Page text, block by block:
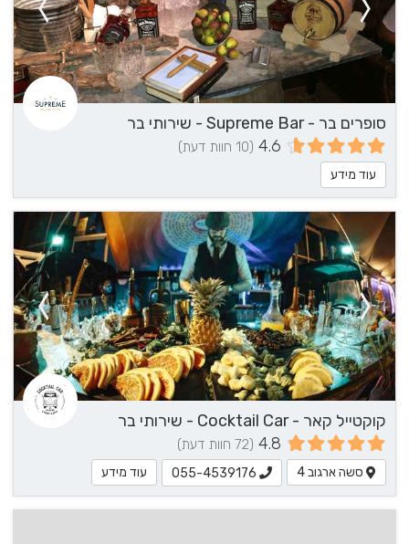
סופרים בר - Supreme Bar - שירותי בר
4.6 (10 חוות דעת)
עוד מידע
קוקטייל קאר - Cocktail Car - שירותי בר
4.8 (72 חוות דעת)
סשה ארגוב 4 055-4539176 עוד מידע